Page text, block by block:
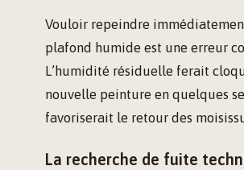
Vouloir repeindre
plafond humide est une erreur
L’humidité résiduelle ferait
nouvelle peinture en quelques
favoriserait le retour des
La recherche de fuite